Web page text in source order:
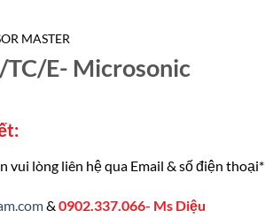
MASTER
E- Microsonic
vui lòng liên hệ qua Email & số điện
&0902.337.066- Ms Diệu